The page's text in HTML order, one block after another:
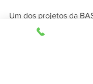
Um dos projetos da
realizado em conjunto
ainda em 2020 será